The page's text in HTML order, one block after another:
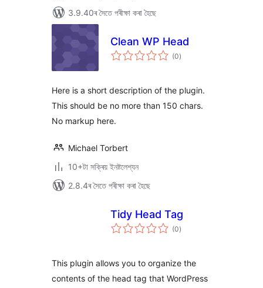
3.9.40ৰ সৈতে পৰীক্ষা কৰা হৈছে
Clean WP Head
(0টা
মুঠ)
Here is a short description of the plugin.
This should be no more than 150 chars.
No markup here.
Michael Torbert
10+টা সক্ৰিয় ইনষ্টলেশ্যন
2.8.4ৰ সৈতে পৰীক্ষা কৰা হৈছে
Tidy Head Tag
(0টা
মুঠ)
This plugin allows you to organize the
contents of the head tag that WordPress